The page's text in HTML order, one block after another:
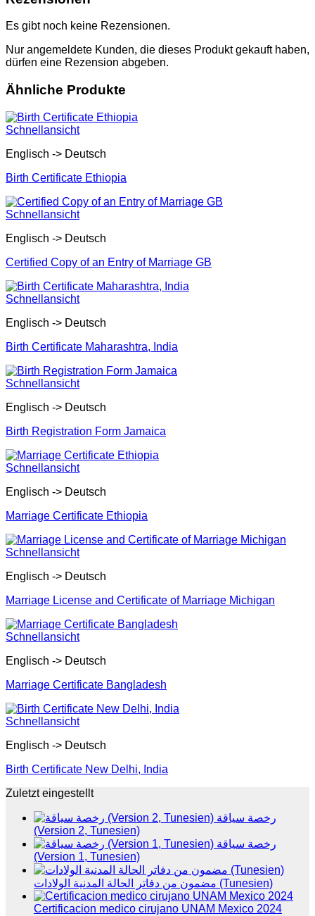
Es gibt noch keine Rezensionen.
Nur angemeldete Kunden, die dieses Produkt gekauft haben,
dürfen eine Rezension abgeben.
Ähnliche Produkte
Schnellansicht
Englisch -> Deutsch
Birth Certificate Ethiopia
Schnellansicht
Englisch -> Deutsch
Certified Copy of an Entry of Marriage GB
Schnellansicht
Englisch -> Deutsch
Birth Certificate Maharashtra, India
Schnellansicht
Englisch -> Deutsch
Birth Registration Form Jamaica
Schnellansicht
Englisch -> Deutsch
Marriage Certificate Ethiopia
Schnellansicht
Englisch -> Deutsch
Marriage License and Certificate of Marriage Michigan
Schnellansicht
Englisch -> Deutsch
Marriage Certificate Bangladesh
Schnellansicht
Englisch -> Deutsch
Birth Certificate New Delhi, India
Zuletzt eingestellt
رخصة سياقة
(Version 2, Tunesien)
رخصة سياقة
(Version 1, Tunesien)
مضمون من دفاتر الحالة المدنية الولادات (Tunesien)
Certificacion medico cirujano UNAM Mexico 2024